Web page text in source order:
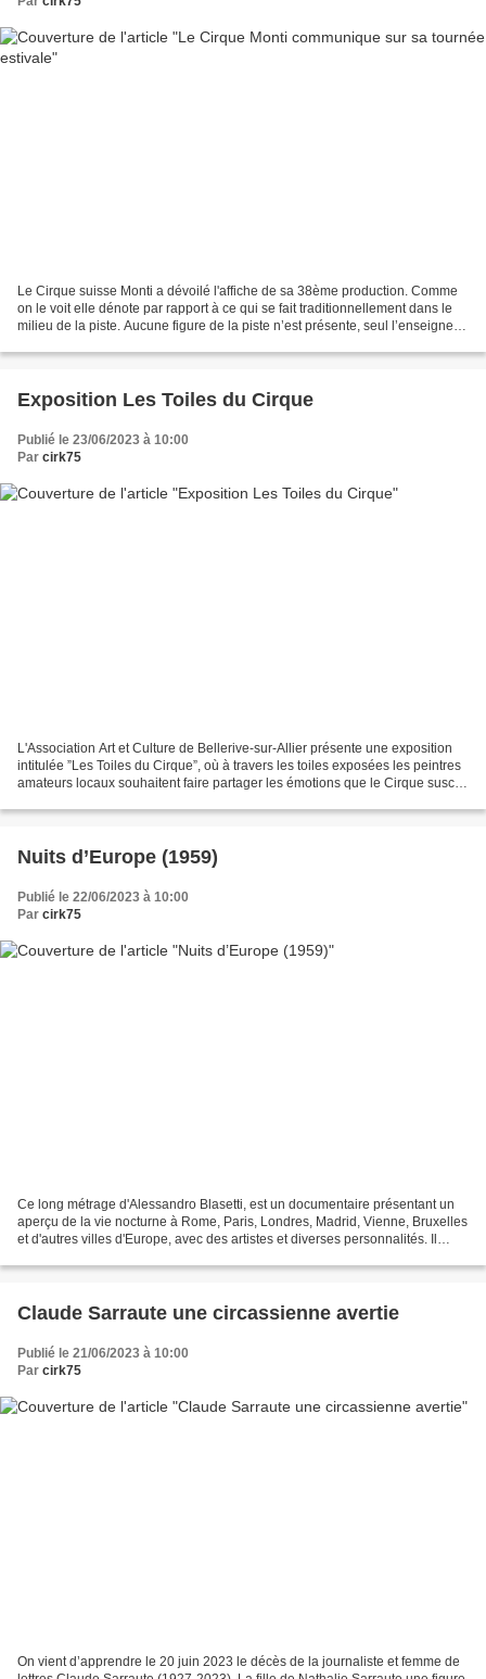
Le Cirque suisse Monti a dévoilé l'affiche de sa 38ème production. Comme
on le voit elle dénote par rapport à ce qui se fait traditionnellement dans le
milieu de la piste. Aucune figure de la piste n’est présente, seul l’enseigne
Exposition Les Toiles du Cirque
Publié le 23/06/2023 à 10:00
Par cirk75
L'Association Art et Culture de Bellerive-sur-Allier présente une exposition
intitulée ”Les Toiles du Cirque”, où à travers les toiles exposées les peintres
amateurs locaux souhaitent faire partager les émotions que le Cirque suscite
Nuits d’Europe (1959)
Publié le 22/06/2023 à 10:00
Par cirk75
Ce long métrage d'Alessandro Blasetti, est un documentaire présentant un
aperçu de la vie nocturne à Rome, Paris, Londres, Madrid, Vienne, Bruxelles
et d'autres villes d'Europe, avec des artistes et diverses personnalités. Il
Claude Sarraute une circassienne avertie
Publié le 21/06/2023 à 10:00
Par cirk75
On vient d’apprendre le 20 juin 2023 le décès de la journaliste et femme de